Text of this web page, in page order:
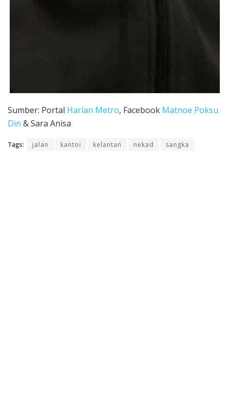
Sumber: Portal Harian Metro, Facebook Matnoe Poksu
Din & Sara Anisa
Tags: jalan kantoi kelantan nekad sangka